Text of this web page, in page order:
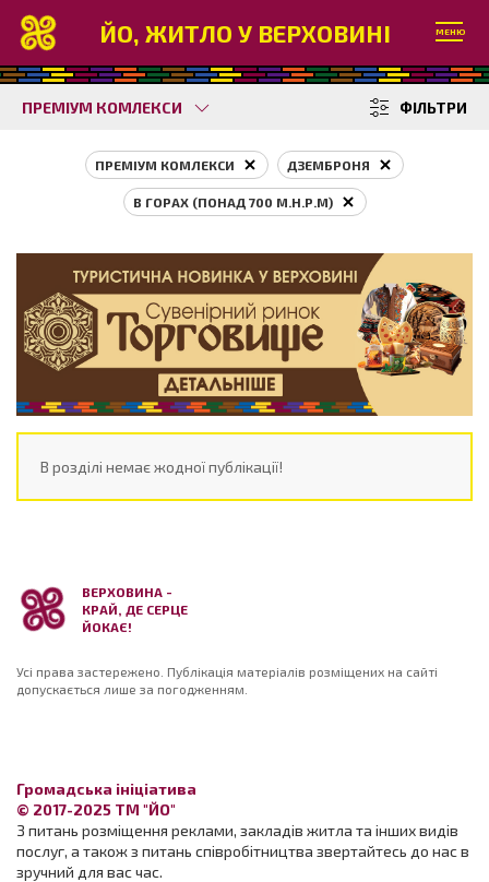
ЙО, ЖИТЛО У ВЕРХОВИНІ МЕНЮ
ПРЕМІУМ КОМЛЕКСИ ФІЛЬТРИ
ПРЕМІУМ КОМЛЕКСИ ДЗЕМБРОНЯ
В ГОРАХ (ПОНАД 700 М.Н.Р.М)
В розділі немає жодної публікації!
ВЕРХОВИНА -
КРАЙ, ДЕ СЕРЦЕ
ЙОКАЄ!
Усі права застережено. Публікація матеріалів розміщених на сайті
допускається лише за погодженням.
Громадська ініціатива
© 2017-2025 ТМ "ЙО"
З питань розміщення реклами, закладів житла та інших видів
послуг, а також з питань співробітництва звертайтесь до нас в
зручний для вас час.